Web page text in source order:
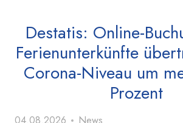
Destatis: Online-
Ferienunterkünfte
Corona-Niveau um
Prozent